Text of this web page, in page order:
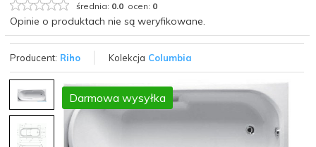
Producent: Riho Kolekcja Columbia
Darmowa wysyłka
średnia: 0.0 ocen: 0
Opinie o produktach nie są weryfikowane.